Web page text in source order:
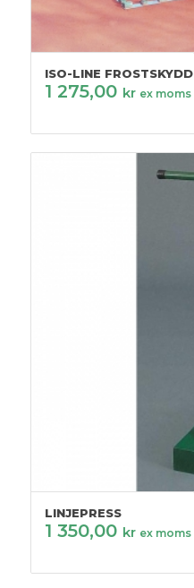
ISO-LINE FROSTSKYDD
1 275,00 kr ex moms
LINJEPRESS
1 350,00 kr ex moms